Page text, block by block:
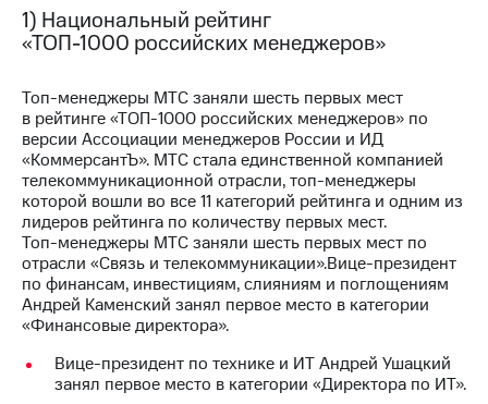
Правовая
информация
Медиа-центр
Пресс-
релизы
МТС
о технологиях
Достижения
Интервью
отчетность
1) Национальный рейтинг
«ТОП-1000 российских менеджеров»
Топ-менеджеры МТС заняли шесть первых мест
в рейтинге «ТОП-1000 российских менеджеров» по
версии Ассоциации менеджеров России и ИД
«КоммерсантЪ». МТС стала единственной компанией
телекоммуникационной отрасли,топ-менеджеры
которой вошли во все 11 категорий рейтинга и одним из
лидеров рейтинга по количеству первых мест.
Топ-менеджеры МТС заняли шесть первых мест по
отрасли «Связь и телекоммуникации».Вице-президент
по финансам, инвестициям, слияниям и поглощениям
Андрей Каменский занял первое место в категории
«Финансовые директора».
Вице-президент по технике и ИТ Андрей Ушацкий
занял первое место в категории «Директора по ИТ».